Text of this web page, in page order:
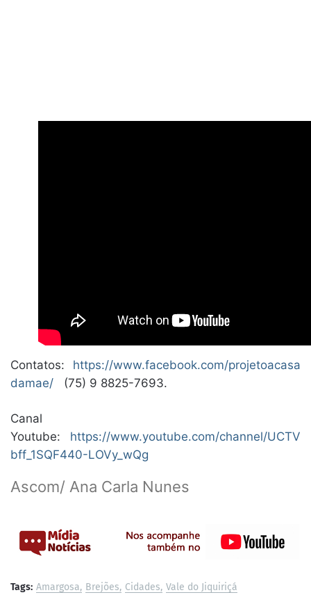
Contatos: https://www.facebook.com/projetoacasa
damae/ (75) 9 8825-7693.
Canal
Youtube: https://www.youtube.com/channel/UCTV
bff_1SQF440-LOVy_wQg
Ascom/ Ana Carla Nunes
Tags: Amargosa Brejões Cidades Vale do Jiquiriçá